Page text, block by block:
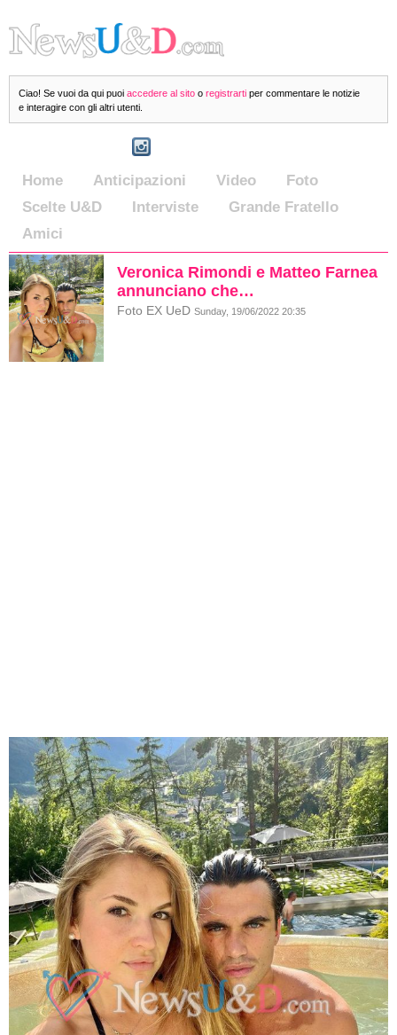
Ciao! Se vuoi da qui puoi accedere al sito o registrarti per commentare le notizie
e interagire con gli altri utenti.
Home Anticipazioni Video
Foto
Scelte U&D
Interviste
Grande Fratello
Amici
Veronica Rimondi e Matteo Farnea
annunciano che…
Foto EX UeD Sunday, 19/06/2022 20:35